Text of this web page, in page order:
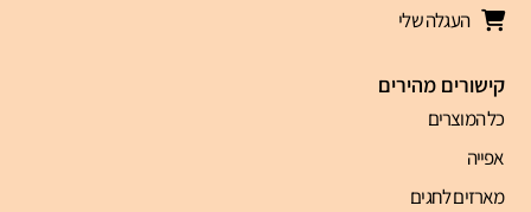
קישורים מהירים
כל המוצרים
אפייה
מארזים לחגים
העגלה שלי